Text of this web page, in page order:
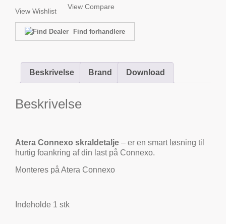
View Wishlist
View Compare
Find forhandlere
Beskrivelse Brand Download
Beskrivelse
Atera Connexo skraldetalje – er en smart løsning til
hurtig foankring af din last på Connexo.
Monteres på Atera Connexo
Indeholde 1 stk